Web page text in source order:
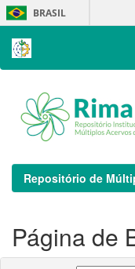
Skip
navigation
BRASIL
Repositório de
Página de